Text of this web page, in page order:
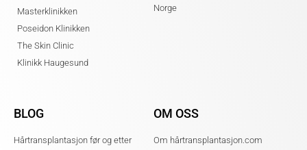
Masterklinikken
Poseidon Klinikken
The Skin Clinic
Klinikk Haugesund
Norge
BLOG
Hårtransplantasjon før og etter
OM OSS
Om hårtransplantasjon.com